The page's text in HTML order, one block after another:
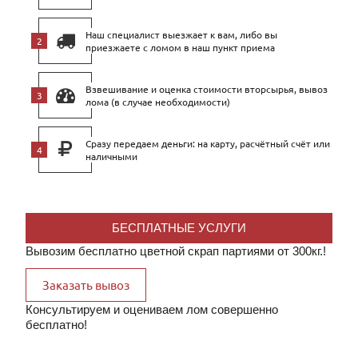
Наш специалист выезжает к вам, либо вы
приезжаете с ломом в наш пункт приема
Взвешивание и оценка стоимости вторсырья, вывоз
лома (в случае необходимости)
Сразу передаем деньги: на карту, расчётный счёт или
наличными
БЕСПЛАТНЫЕ УСЛУГИ
Вывозим бесплатно цветной скрап партиями от 300кг.!
Заказать вывоз
Консультируем и оцениваем лом совершенно
бесплатно!